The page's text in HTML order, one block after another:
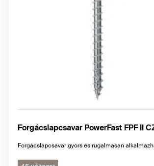
Forgácslapcsavar PowerFast FPF II
Forgácslapcsavar gyors és rugalmasan